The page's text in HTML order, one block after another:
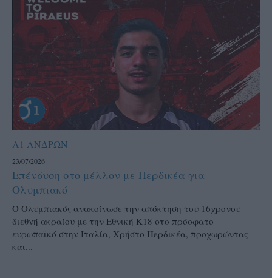
Α1 ΑΝΔΡΩΝ
23/07/2026
Επένδυση στο μέλλον με Περδικέα για
Ολυμπιακό
Ο Ολυμπιακός ανακοίνωσε την απόκτηση του 16χρονου
διεθνή ακραίου με την Εθνική Κ18 στο πρόσφατο
ευρωπαϊκό στην Ιταλία, Χρήστο Περδικέα, προχωρώντας
και...